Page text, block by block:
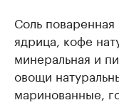
Соль
ядрица, кофе
минеральная и
овощи
маринованные,